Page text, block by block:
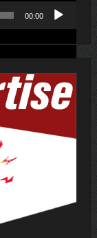
00:00